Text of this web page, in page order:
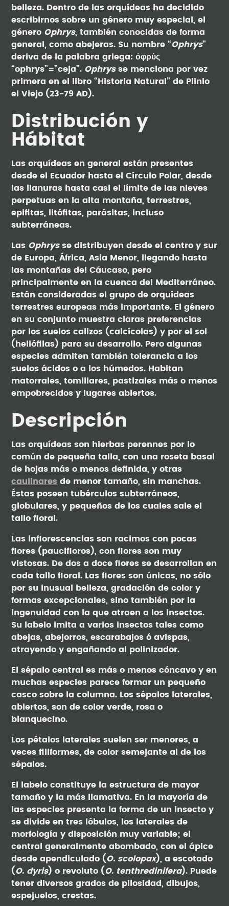
belleza. Dentro de las orquídeas ha decidido
escribirnos sobre un género muy especial, el
género Ophrys, también conocidas de forma
general, como abejeras. Su nombre “Ophrys”
deriva de la palabra griega: όφρύς
“ophrys”=”ceja”. Ophrysse menciona por vez
primera en el libro “Historia Natural” de Plinio
el Viejo (23-79 AD).
Distribución y
Hábitat
Las orquídeas en general están presentes
desde el Ecuador hasta el Círculo Polar, desde
las llanuras hasta casi el límite de las nieves
perpetuas en la alta montaña, terrestres,
epifitas, litófitas, parásitas, incluso
subterráneas.
Las Ophrysse distribuyen desde el centro y sur
de Europa, África, Asia Menor, llegando hasta
las montañas del Cáucaso, pero
principalmente en la cuenca del Mediterráneo.
Están consideradas el grupo de orquídeas
terrestres europeas más importante. El género
en su conjunto muestra claras preferencias
por los suelos calizos (calcícolas) y por el sol
(heliófilas) para su desarrollo. Pero algunas
especies admiten también tolerancia a los
suelos ácidos o a los húmedos. Habitan
matorrales, tomillares, pastizales más o menos
empobrecidos y lugares abiertos.
Descripción
Las orquídeas son hierbas perennes por lo
común de pequeña talla, con una roseta basal
de hojas más o menos definida, y otras
caulinares de menor tamaño, sin manchas.
Éstas poseen tubérculos subterráneos,
globulares, y pequeños de los cuales sale el
tallo floral.
Las inflorescencias son racimos con pocas
flores (paucifloros), con flores son muy
vistosas. De dos a doce flores se desarrollan en
cada tallo floral. Las flores son únicas, no sólo
por su inusual belleza, gradación de color y
formas excepcionales, sino también por la
ingenuidad con la que atraen a los insectos.
Su labelo imita a varios insectos tales como
abejas, abejorros, escarabajos ó avispas,
atrayendo y engañando al polinizador.
El sépalo central es más o menos cóncavo y en
muchas especies parece formar un pequeño
casco sobre la columna. Los sépalos laterales,
abiertos, son de color verde, rosa o
blanquecino.
Los pétalos laterales suelen ser menores, a
veces filiformes, de color semejante al de los
sépalos.
El labelo constituye la estructura de mayor
tamaño y la más llamativa. En la mayoría de
las especies presenta la forma de un insecto y
se divide en tres lóbulos, los laterales de
morfología y disposición muy variable; el
central generalmente abombado, con el ápice
desde apendiculado ( O. scolopax), a escotado
( O. dyris) o revoluto ( O. tenthredinifera). Puede
tener diversos grados de pilosidad, dibujos,
espejuelos, crestas.